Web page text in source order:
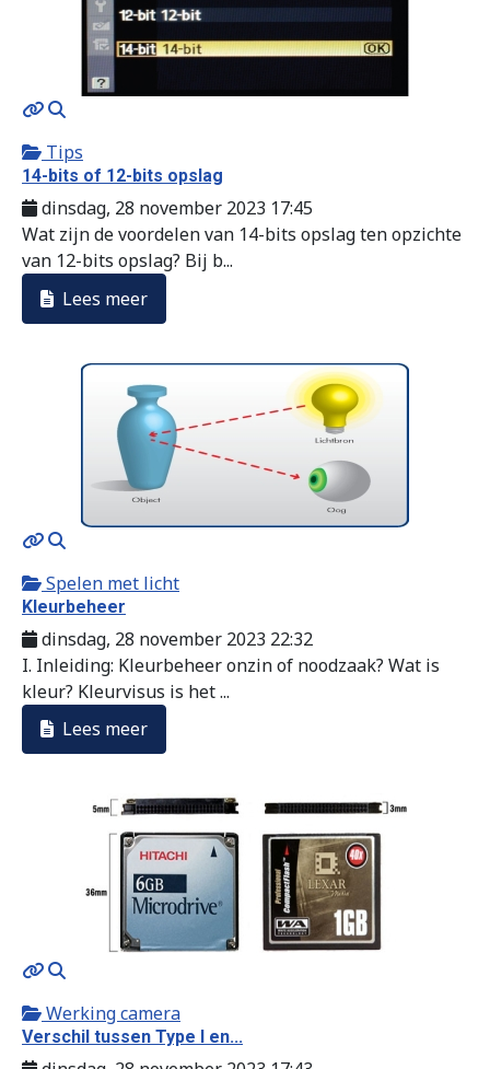
MOD_JTCS_VIEW_ARTICLE_LINK
Tips
14-bits of 12-bits opslag
dinsdag, 28 november 2023 17:45
Wat zijn de voordelen van 14-bits opslag ten opzichte
van 12-bits opslag? Bij b...
Lees meer
MOD_JTCS_VIEW_ARTICLE_LINK
Spelen met licht
Kleurbeheer
dinsdag, 28 november 2023 22:32
I. Inleiding: Kleurbeheer onzin of noodzaak? Wat is
kleur? Kleurvisus is het ...
Lees meer
MOD_JTCS_VIEW_ARTICLE_LINK
Werking camera
Verschil tussen Type I en...